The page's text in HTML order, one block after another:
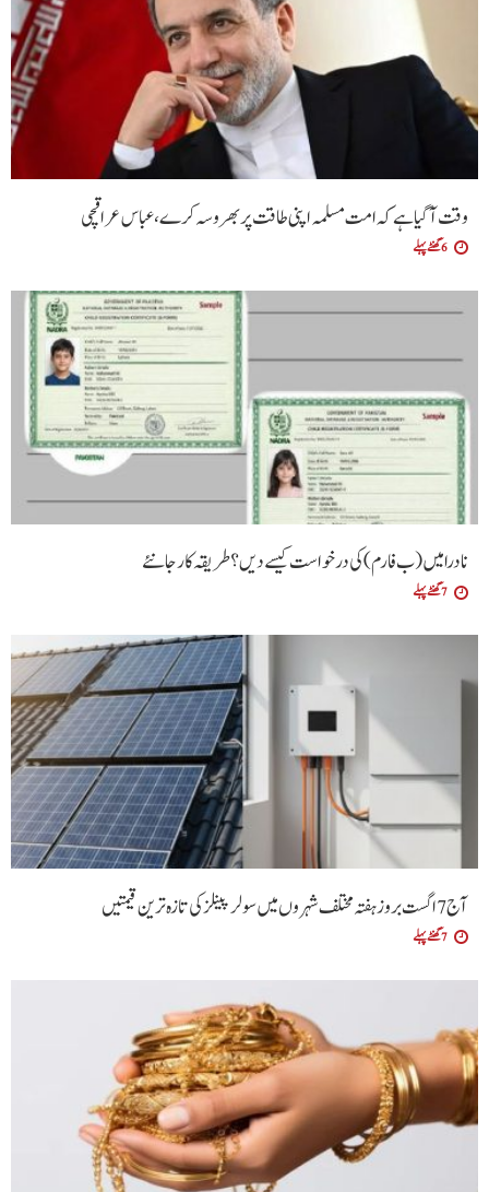
وقت آگیا ہے کہ امت مسلمہ اپنی طاقت پر بھروسہ کرے ،عباس عراقچی
6 گھنٹے پہلے
نادرا میں (ب فارم ) کی درخواست کیسے دیں ؟طریقہ کار جانئے
7 گھنٹے پہلے
آج 7 اگست بروز ہفتہ مختلف شہروں میں سولر پینلز کی تازہ ترین قیمتیں
7 گھنٹے پہلے